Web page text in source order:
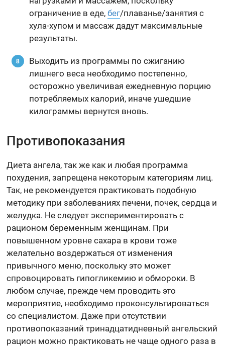
ограничение в еде,бег/плаванье/занятия с
хула-хупом и массаж дадут максимальные
результаты.
Выходить из программы по сжиганию
лишнего веса необходимо постепенно,
осторожно увеличивая ежедневную порцию
потребляемых калорий, иначе ушедшие
килограммы вернутся вновь.
Противопоказания
Диета ангела, так же как и любая программа
похудения, запрещена некоторым категориям лиц.
Так, не рекомендуется практиковать подобную
методику при заболеваниях печени, почек, сердца и
желудка. Не следует экспериментировать с
рационом беременным женщинам. При
повышенном уровне сахара в крови тоже
желательно воздержаться от изменения
привычного меню, поскольку это может
спровоцировать гипогликемию и обмороки. В
любом случае, прежде чем проводить это
мероприятие, необходимо проконсультироваться
со специалистом. Даже при отсутствии
противопоказаний тринадцатидневный ангельский
рацион можно практиковать не чаще одного раза в